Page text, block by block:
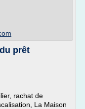
prêt
rachat de
La Maison